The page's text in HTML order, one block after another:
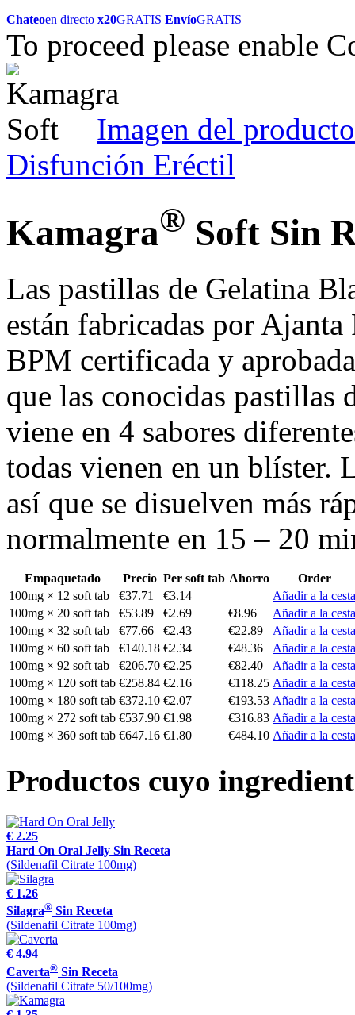
Chateoen directo x20GRATIS EnvíoGRATIS
To proceed please enable
Imagen del producto
Disfunción Eréctil
Kamagra® Soft Sin
Las pastillas de Gelatina
están fabricadas por
BPM certificada y
que las conocidas
viene en 4 sabores
todas vienen en un blíster.
así que se disuelven más
normalmente en 15 – 20
Empaquetado Precio Per soft tab Ahorro
Order
100mg × 12 soft tab
€37.71 €3.14
Añadir a la cesta
100mg × 20 soft tab
€53.89 €2.69 €8.96
Añadir a la cesta
100mg × 32 soft tab
€77.66 €2.43 €22.89
Añadir a la cesta
100mg × 60 soft tab
€140.18 €2.34 €48.36
Añadir a la cesta
100mg × 92 soft tab
€206.70 €2.25 €82.40
Añadir a la cesta
100mg × 120 soft tab €258.84 €2.16 €118.25 Añadir a la cesta
100mg × 180 soft tab €372.10 €2.07 €193.53 Añadir a la cesta
100mg × 272 soft tab €537.90 €1.98 €316.83 Añadir a la cesta
100mg × 360 soft tab €647.16 €1.80 €484.10 Añadir a la cesta
Productos cuyo
€ 2.25
Hard On Oral Jelly Sin Receta
(Sildenafil Citrate 100mg)
€ 1.26
Silagra® Sin Receta
(Sildenafil Citrate 100mg)
€ 4.94
Caverta® Sin Receta
(Sildenafil Citrate 50/100mg)